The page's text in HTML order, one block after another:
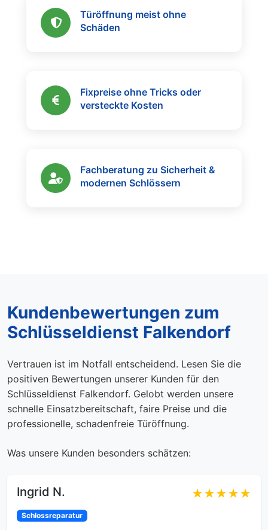
Türöffnung meist ohne
Schäden
Fixpreise ohne Tricks oder
versteckte Kosten
Fachberatung zu Sicherheit &
modernen Schlössern
Kundenbewertungen zum
Schlüsseldienst Falkendorf
Vertrauen ist im Notfall entscheidend. Lesen Sie die
positiven Bewertungen unserer Kunden für den
Schlüsseldienst Falkendorf. Gelobt werden unsere
schnelle Einsatzbereitschaft, faire Preise und die
professionelle, schadenfreie Türöffnung.
Was unsere Kunden besonders schätzen:
Ingrid N. ★★★★★
Schlossreparatur